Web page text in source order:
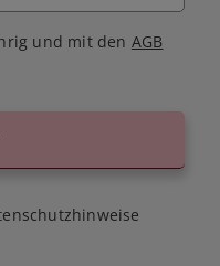
und mit den AGB